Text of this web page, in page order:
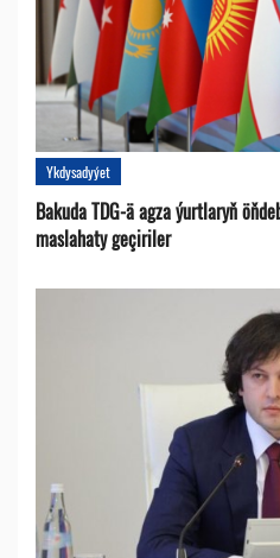
Ykdysadyýet
Bakuda TDG-ä agza ýurtlaryň
maslahaty geçiriler